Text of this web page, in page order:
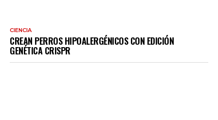
CIENCIA
CREAN PERROS HIPOALERGÉNICOS CON EDICIÓN
GENÉTICA CRISPR